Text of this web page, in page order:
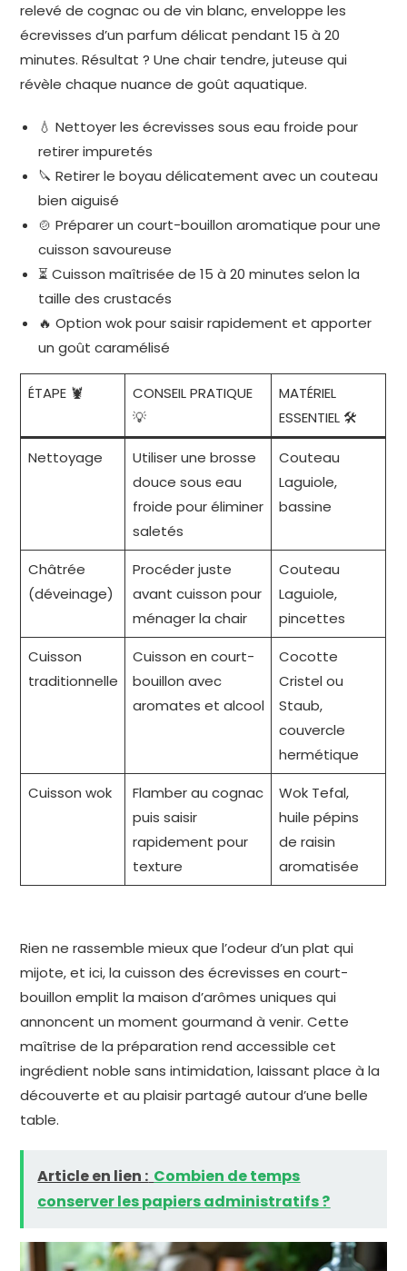
relevé de cognac ou de vin blanc, enveloppe les
écrevisses d’un parfum délicat pendant 15 à 20
minutes. Résultat ? Une chair tendre, juteuse qui
révèle chaque nuance de goût aquatique.
💧 Nettoyer les écrevisses sous eau froide pour
retirer impuretés
🔪 Retirer le boyau délicatement avec un couteau
bien aiguisé
🍲 Préparer un court-bouillon aromatique pour une
cuisson savoureuse
⏳ Cuisson maîtrisée de 15 à 20 minutes selon la
taille des crustacés
🔥 Option wok pour saisir rapidement et apporter
un goût caramélisé
ÉTAPE 🦞
CONSEIL PRATIQUE
💡
MATÉRIEL
ESSENTIEL 🛠️
Nettoyage
Utiliser une brosse
douce sous eau
froide pour éliminer
saletés
Couteau
Laguiole,
bassine
Châtrée
(déveinage)
Procéder juste
avant cuisson pour
ménager la chair
Couteau
Laguiole,
pincettes
Cuisson
traditionnelle
Cuisson en court-
bouillon avec
aromates et alcool
Cocotte
Cristel ou
Staub,
couvercle
hermétique
Cuisson wok
Flamber au cognac
puis saisir
rapidement pour
texture
Wok Tefal,
huile pépins
de raisin
aromatisée
Rien ne rassemble mieux que l’odeur d’un plat qui
mijote, et ici, la cuisson des écrevisses en court-
bouillon emplit la maison d’arômes uniques qui
annoncent un moment gourmand à venir. Cette
maîtrise de la préparation rend accessible cet
ingrédient noble sans intimidation, laissant place à la
découverte et au plaisir partagé autour d’une belle
table.
Article en lien : Combien de temps
conserver les papiers administratifs ?